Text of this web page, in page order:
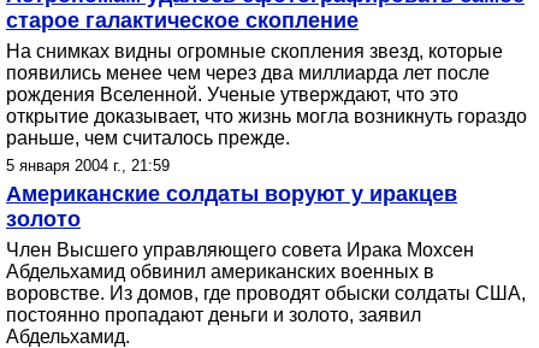
старое галактическое скопление
На снимках видны огромные скопления звезд, которые
появились менее чем через два миллиарда лет после
рождения Вселенной. Ученые утверждают, что это
открытие доказывает, что жизнь могла возникнуть гораздо
раньше, чем считалось прежде.
5 января 2004 г., 21:59
Американские солдаты воруют у иракцев
золото
Член Высшего управляющего совета Ирака Мохсен
Абдельхамид обвинил американских военных в
воровстве. Из домов, где проводят обыски солдаты США,
постоянно пропадают деньги и золото, заявил
Абдельхамид.